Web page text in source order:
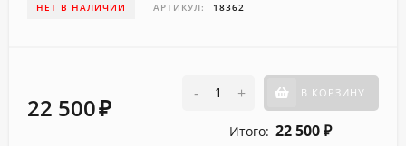
НЕТ В НАЛИЧИИ АРТИКУЛ: 18362
22 500₽
- + В КОРЗИНУ
Итого: 22 500 ₽